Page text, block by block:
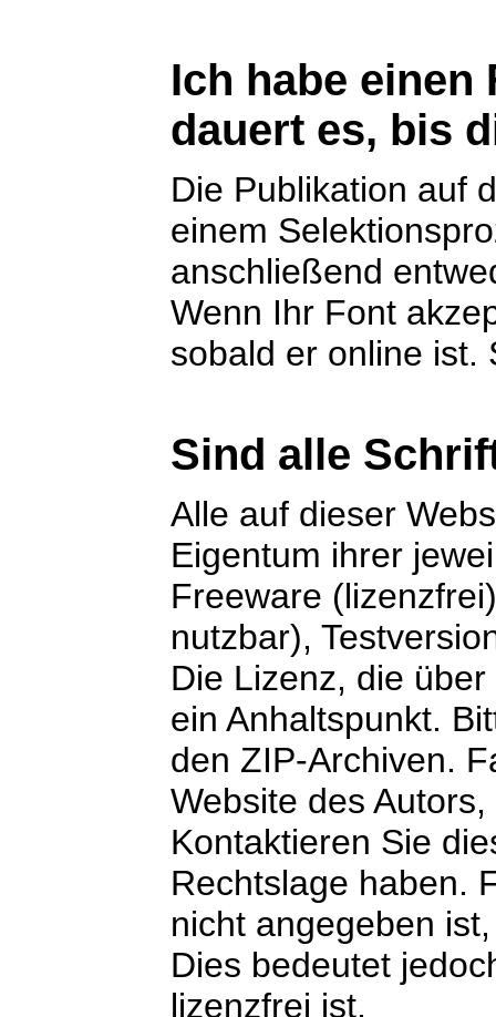
Ich habe einen
dauert es, bis
Die Publikation auf
einem
anschließend
Wenn Ihr Font
sobald er online ist.
Sind alle
Alle auf dieser
Eigentum ihrer
Freeware
nutzbar),
Die Lizenz, die
ein Anhaltspunkt.
den ZIP-Archiven.
Website des
Kontaktieren Sie
Rechtslage haben.
nicht angegeben
Dies bedeutet
lizenzfrei ist.